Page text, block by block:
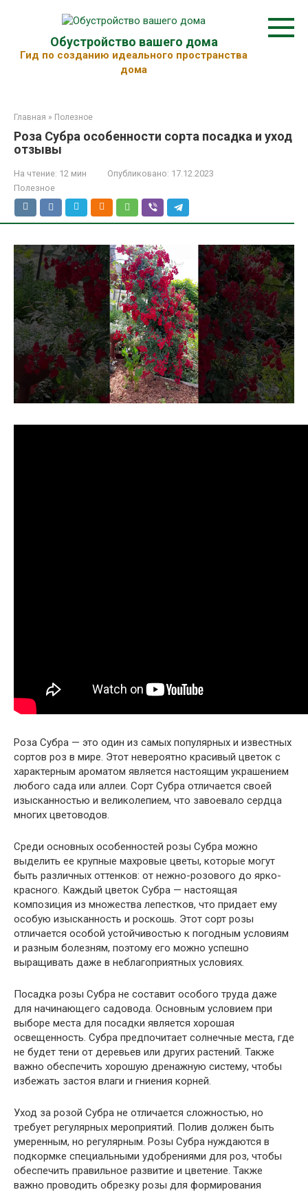
Обустройство вашего дома
Гид по созданию идеального пространства
дома
Главная » Полезное
Роза Субра особенности сорта посадка и уход
отзывы
На чтение: 12 мин Опубликовано: 17.12.2023
Полезное
Роза Субра — это один из самых популярных и известных
сортов роз в мире. Этот невероятно красивый цветок с
характерным ароматом является настоящим украшением
любого сада или аллеи. Сорт Субра отличается своей
изысканностью и великолепием, что завоевало сердца
многих цветоводов.
Среди основных особенностей розы Субра можно
выделить ее крупные махровые цветы, которые могут
быть различных оттенков: от нежно-розового до ярко-
красного. Каждый цветок Субра — настоящая
композиция из множества лепестков, что придает ему
особую изысканность и роскошь. Этот сорт розы
отличается особой устойчивостью к погодным условиям
и разным болезням, поэтому его можно успешно
выращивать даже в неблагоприятных условиях.
Посадка розы Субра не составит особого труда даже
для начинающего садовода. Основным условием при
выборе места для посадки является хорошая
освещенность. Субра предпочитает солнечные места, где
не будет тени от деревьев или других растений. Также
важно обеспечить хорошую дренажную систему, чтобы
избежать застоя влаги и гниения корней.
Уход за розой Субра не отличается сложностью, но
требует регулярных мероприятий. Полив должен быть
умеренным, но регулярным. Розы Субра нуждаются в
подкормке специальными удобрениями для роз, чтобы
обеспечить правильное развитие и цветение. Также
важно проводить обрезку розы для формирования